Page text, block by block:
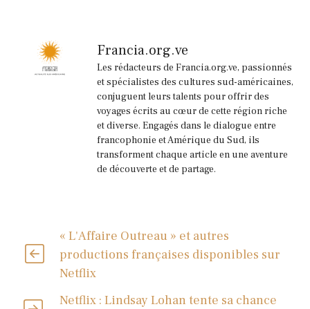
Francia.org.ve
Les rédacteurs de Francia.org.ve, passionnés
et spécialistes des cultures sud-américaines,
conjuguent leurs talents pour offrir des
voyages écrits au cœur de cette région riche
et diverse. Engagés dans le dialogue entre
francophonie et Amérique du Sud, ils
transforment chaque article en une aventure
de découverte et de partage.
« L'Affaire Outreau » et autres
productions françaises disponibles sur
Netflix
Netflix : Lindsay Lohan tente sa chance